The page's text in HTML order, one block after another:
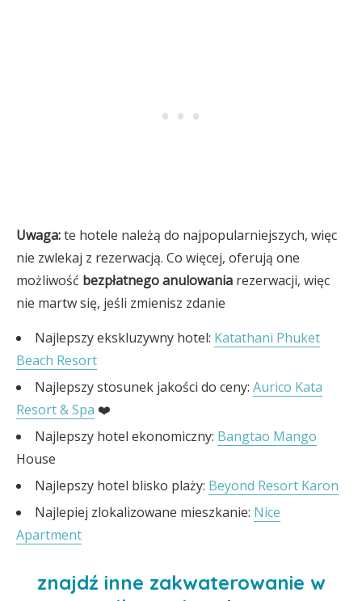
Uwaga:te hotele należą do najpopularniejszych, więc
nie zwlekaj z rezerwacją. Co więcej, oferują one
możliwość bezpłatnego anulowania rezerwacji, więc
nie martw się, jeśli zmienisz zdanie
Najlepszy ekskluzywny hotel: Katathani Phuket
Beach Resort
Najlepszy stosunek jakości do ceny: Aurico Kata
Resort & Spa ❤️
Najlepszy hotel ekonomiczny: Bangtao Mango
House
Najlepszy hotel blisko plaży: Beyond Resort Karon
Najlepiej zlokalizowane mieszkanie: Nice
Apartment
znajdź inne zakwaterowanie w